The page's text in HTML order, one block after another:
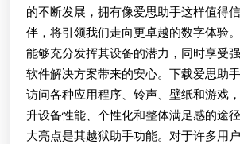
的不断发展，拥有像爱思助手这样值得
伴，将引领我们走向更卓越的数字体验
能够充分发挥其设备的潜力，同时享受
软件解决方案带来的安心。下载爱思助
访问各种应用程序、铃声、壁纸和游戏
升设备性能、个性化和整体满足感的途
大亮点是其越狱助手功能。对于许多用